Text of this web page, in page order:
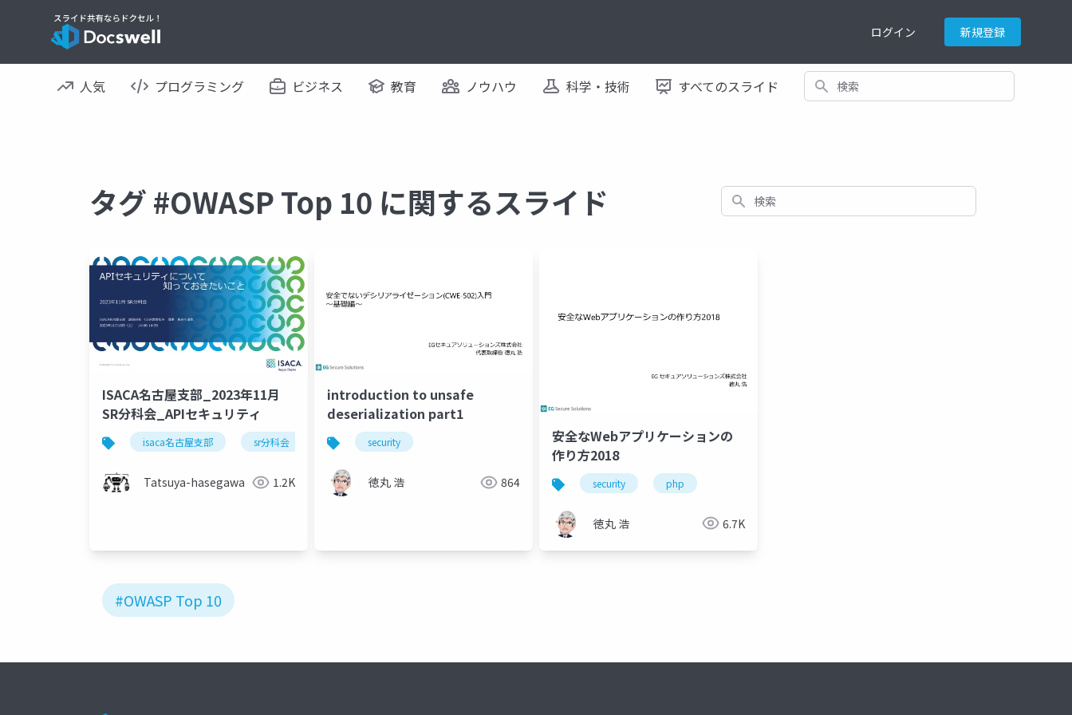
ログイン 新規登録
人気 プログラミング ビジネス 教育 ノウハウ 科学・技術 すべてのスライド 検索
タグ #OWASP Top 10 に関するスライド 検索
ISACA名古屋支部_2023年11月
SR分科会_APIセキュリティ
isaca名古屋支部 sr分科会
Tatsuya-hasegawa 1.2K
introduction to unsafe
deserialization part1
security
徳丸 浩 864
安全なWebアプリケーションの
作り方2018
security php
徳丸 浩 6.7K
#OWASP Top 10